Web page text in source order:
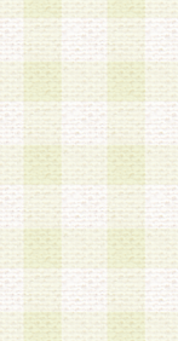
c.その他
2.当社は
した 場合
による承
の抹消を
とができ
3.会員登
人 である
録を行う
者につい